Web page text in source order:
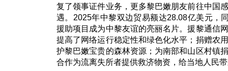
复了领事证件业务，更多黎巴嫩朋友前往中国
遇。2025年中黎双边贸易额达28.08亿美元，
援助项目成为中黎友谊的亮丽名片。援黎通信
提高了网络运行稳定性和绿色化水平；捐赠农
护黎巴嫩宝贵的森林资源；为南部和山区村镇
合作为流离失所者提供救济物资，给当地人民